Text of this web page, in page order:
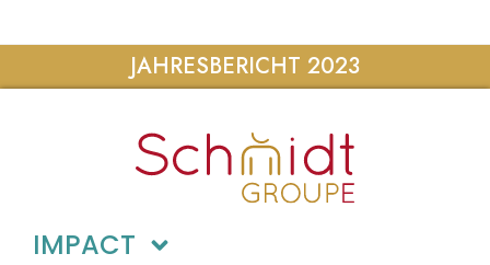
JAHRESBERICHT 2023
IMPACT